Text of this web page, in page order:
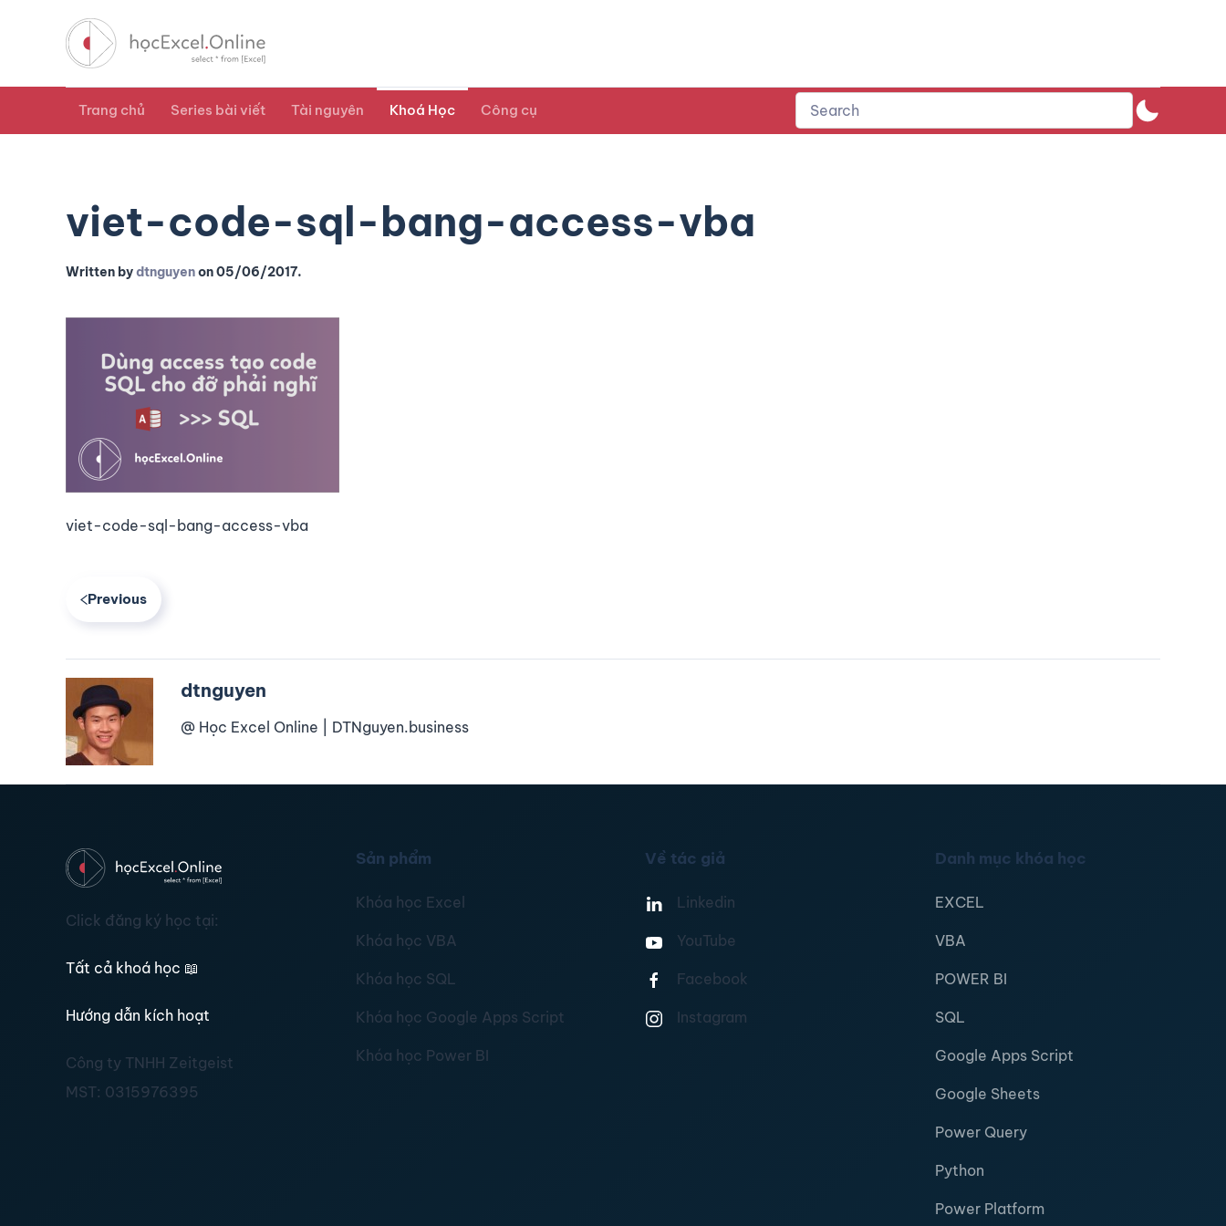
Trang chủ Series bài viết Tài nguyên Khoá Học Công cụ
viet-code-sql-bang-access-vba
Written bydtnguyenon05/06/2017.
viet-code-sql-bang-access-vba
Previous
dtnguyen
@ Học Excel Online | DTNguyen.business
Click đăng ký học tại:
Tất cả khoá học 📖
Hướng dẫn kích hoạt
Công ty TNHH Zeitgeist
MST: 0315976395
Sản phẩm
Khóa học Excel
Khóa học VBA
Khóa học SQL
Khóa học Google Apps Script
Khóa học Power BI
Về tác giả
Linkedin
YouTube
Facebook
Instagram
Danh mục khóa học
EXCEL
VBA
POWER BI
SQL
Google Apps Script
Google Sheets
Power Query
Python
Power Platform